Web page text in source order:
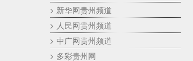
新华网贵州频道
人民网贵州频道
中广网贵州频道
多彩贵州网